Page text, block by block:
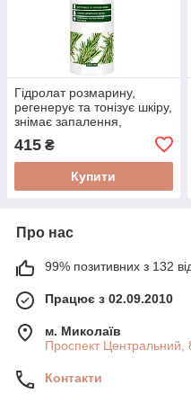
Гідролат розмарину,
регенерує та тонізує шкіру,
знімає запалення,
500 мл
415 ₴
Купити
Про нас
99% позитивних з 132
Працює з 02.09.2010
м. Миколаїв
Проспект Центральний,
Контакти